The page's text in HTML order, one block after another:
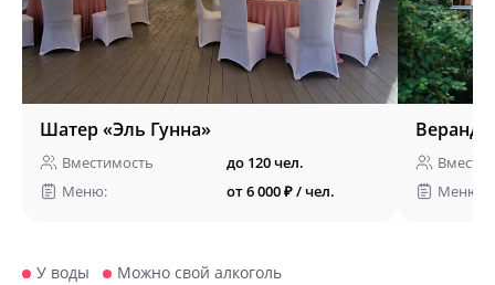
Шатер «Эль Гунна»
Вместимость
до 120 чел.
Меню:
от 6 000 ₽ / чел.
Меню:
У воды
Можно свой алкоголь